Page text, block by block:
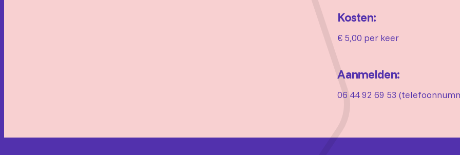
Kosten:
€ 5,00 per keer
Aanmelden:
06 44 92 69 53